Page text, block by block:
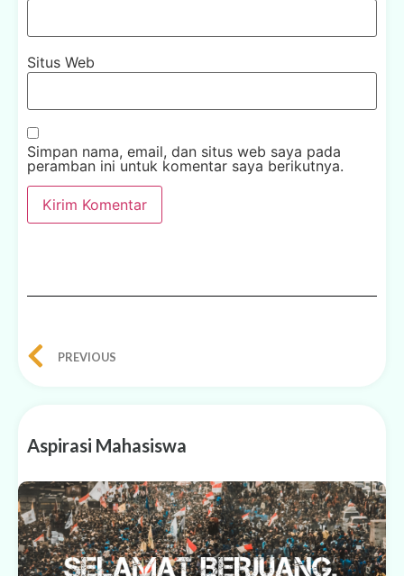
Situs Web
Simpan nama, email, dan situs web saya pada
peramban ini untuk komentar saya berikutnya.
PREVIOUS
Aspirasi Mahasiswa